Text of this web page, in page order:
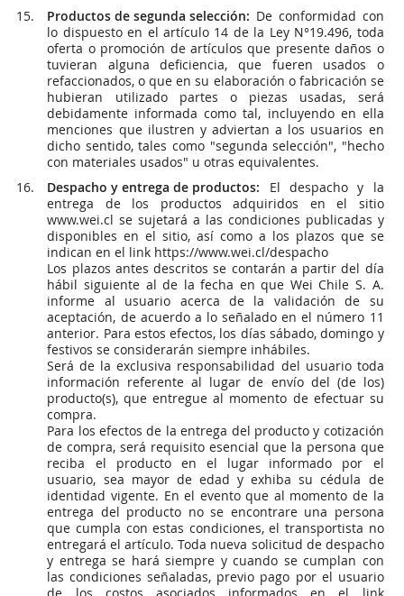
Productos de segunda selección: De conformidad con
lo dispuesto en el artículo 14 de la Ley N°19.496, toda
oferta o promoción de artículos que presente daños o
tuvieran alguna deficiencia, que fueren usados o
refaccionados, o que en su elaboración o fabricación se
hubieran utilizado partes o piezas usadas, será
debidamente informada como tal, incluyendo en ella
menciones que ilustren y adviertan a los usuarios en
dicho sentido, tales como "segunda selección", "hecho
con materiales usados" u otras equivalentes.
Despacho y entrega de productos: El despacho y la
entrega de los productos adquiridos en el sitio
www.wei.cl se sujetará a las condiciones publicadas y
disponibles en el sitio, así como a los plazos que se
indican en el link https://www.wei.cl/despacho
Los plazos antes descritos se contarán a partir del día
hábil siguiente al de la fecha en que Wei Chile S. A.
informe al usuario acerca de la validación de su
aceptación, de acuerdo a lo señalado en el número 11
anterior. Para estos efectos, los días sábado, domingo y
festivos se considerarán siempre inhábiles.
Será de la exclusiva responsabilidad del usuario toda
información referente al lugar de envío del (de los)
producto(s), que entregue al momento de efectuar su
compra.
Para los efectos de la entrega del producto y cotización
de compra, será requisito esencial que la persona que
reciba el producto en el lugar informado por el
usuario, sea mayor de edad y exhiba su cédula de
identidad vigente. En el evento que al momento de la
entrega del producto no se encontrare una persona
que cumpla con estas condiciones, el transportista no
entregará el artículo. Toda nueva solicitud de despacho
y entrega se hará siempre y cuando se cumplan con
las condiciones señaladas, previo pago por el usuario